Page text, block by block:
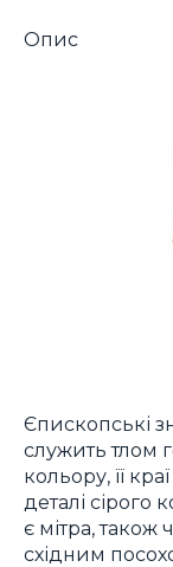
Опис
Єпископські
служить тлом
кольору, її
деталі сірого
є мітра, також
східним